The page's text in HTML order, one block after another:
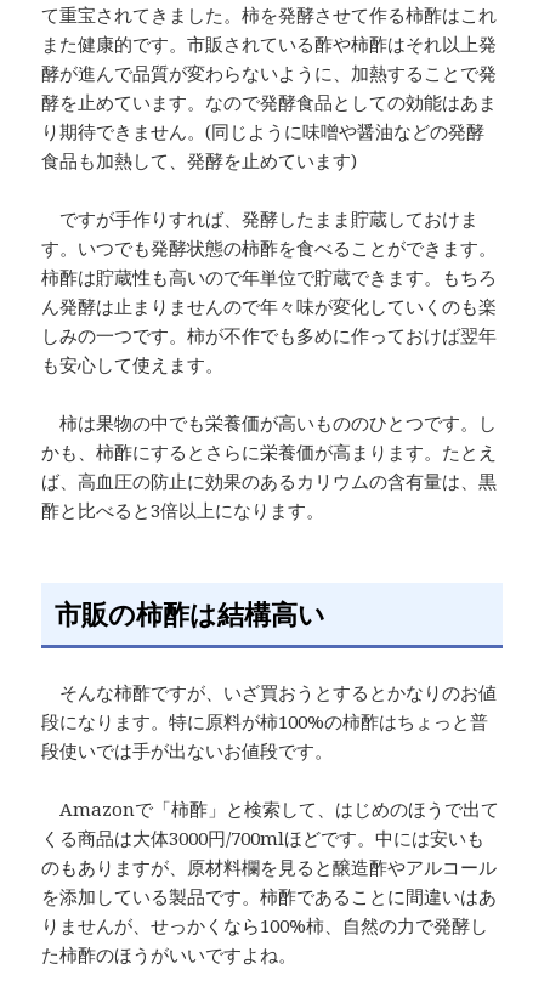
て重宝されてきました。柿を発酵させて作る柿酢はこれ
また健康的です。市販されている酢や柿酢はそれ以上発
酵が進んで品質が変わらないように、加熱することで発
酵を止めています。なので発酵食品としての効能はあま
り期待できません。(同じように味噌や醤油などの発酵
食品も加熱して、発酵を止めています)
ですが手作りすれば、発酵したまま貯蔵しておけま
す。いつでも発酵状態の柿酢を食べることができます。
柿酢は貯蔵性も高いので年単位で貯蔵できます。もちろ
ん発酵は止まりませんので年々味が変化していくのも楽
しみの一つです。柿が不作でも多めに作っておけば翌年
も安心して使えます。
柿は果物の中でも栄養価が高いもののひとつです。し
かも、柿酢にするとさらに栄養価が高まります。たとえ
ば、高血圧の防止に効果のあるカリウムの含有量は、黒
酢と比べると3倍以上になります。
市販の柿酢は結構高い
そんな柿酢ですが、いざ買おうとするとかなりのお値
段になります。特に原料が柿100%の柿酢はちょっと普
段使いでは手が出ないお値段です。
Amazonで「柿酢」と検索して、はじめのほうで出て
くる商品は大体3000円/700mlほどです。中には安いも
のもありますが、原材料欄を見ると醸造酢やアルコール
を添加している製品です。柿酢であることに間違いはあ
りませんが、せっかくなら100%柿、自然の力で発酵し
た柿酢のほうがいいですよね。